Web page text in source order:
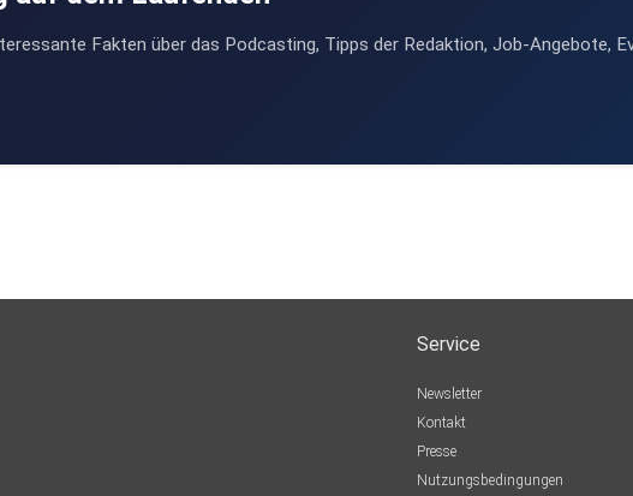
Fakten über das Podcasting, Tipps der Redaktion, Job-Angebote,
Service
Newsletter
Kontakt
Presse
Nutzungsbedingungen